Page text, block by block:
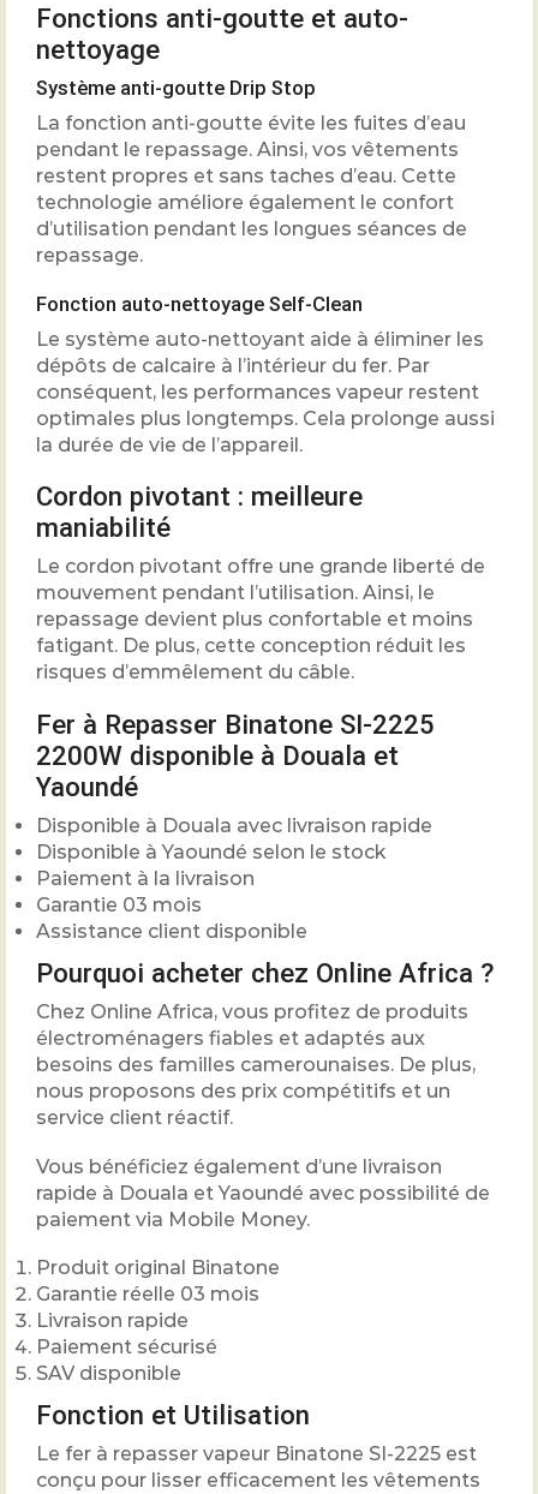
Fonctions anti-goutte et auto-
nettoyage
Système anti-goutte Drip Stop
La fonction anti-goutte évite les fuites d’eau
pendant le repassage. Ainsi, vos vêtements
restent propres et sans taches d’eau. Cette
technologie améliore également le confort
d’utilisation pendant les longues séances de
repassage.
Fonction auto-nettoyage Self-Clean
Le système auto-nettoyant aide à éliminer les
dépôts de calcaire à l’intérieur du fer. Par
conséquent, les performances vapeur restent
optimales plus longtemps. Cela prolonge aussi
la durée de vie de l’appareil.
Cordon pivotant : meilleure
maniabilité
Le cordon pivotant offre une grande liberté de
mouvement pendant l’utilisation. Ainsi, le
repassage devient plus confortable et moins
fatigant. De plus, cette conception réduit les
risques d’emmêlement du câble.
Fer à Repasser Binatone SI-2225
2200W disponible à Douala et
Yaoundé
Disponible à Douala avec livraison rapide
Disponible à Yaoundé selon le stock
Paiement à la livraison
Garantie 03 mois
Assistance client disponible
Pourquoi acheter chez Online Africa ?
Chez Online Africa, vous profitez de produits
électroménagers fiables et adaptés aux
besoins des familles camerounaises. De plus,
nous proposons des prix compétitifs et un
service client réactif.
Vous bénéficiez également d’une livraison
rapide à Douala et Yaoundé avec possibilité de
paiement via Mobile Money.
Produit original Binatone
Garantie réelle 03 mois
Livraison rapide
Paiement sécurisé
SAV disponible
Fonction et Utilisation
Le fer à repasser vapeur Binatone SI-2225 est
conçu pour lisser efficacement les vêtements